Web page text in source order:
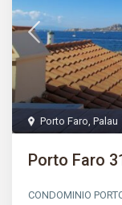
Porto Faro,Palau
Porto Faro
CONDOMINIO